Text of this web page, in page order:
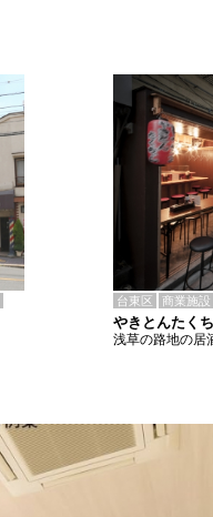
台東区 商業施設
やきとんたく
浅草の路地の居